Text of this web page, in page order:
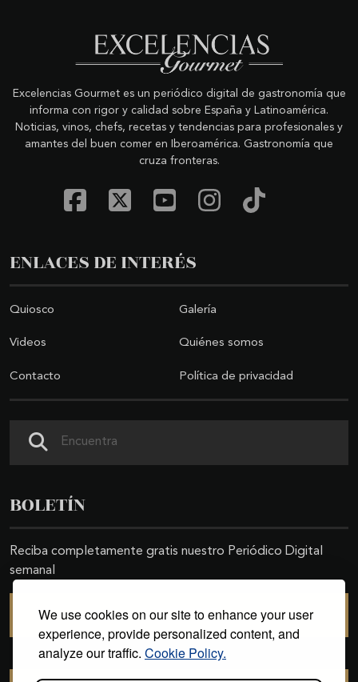
We use cookies on our site to enhance your user
experience, provide personalized content, and
analyze our traffic. Cookie Policy.
Excelencias Gourmet es un periódico digital de gastronomía que
informa con rigor y calidad sobre España y Latinoamérica.
Noticias, vinos, chefs, recetas y tendencias para profesionales y
amantes del buen comer en Iberoamérica. Gastronomía que
cruza fronteras.
ENLACES DE INTERÉS
Quiosco Galería
Videos Quiénes somos
Contacto Política de privacidad
BOLETÍN
Reciba completamente gratis nuestro Periódico Digital
semanal
SUSCRIBIRSE